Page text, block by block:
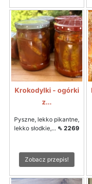
Krokodylki - ogórki
z...
Pyszne, lekko pikantne,
lekko słodkie,... ⇖ 2269
Zobacz przepis!